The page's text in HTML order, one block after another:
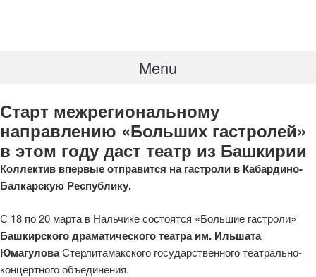
Menu
Старт межрегиональному
направлению «Больших гастролей»
в этом году даст театр из Башкирии
Коллектив впервые отправится на гастроли в Кабардино-
Балкарскую Республику.
С 18 по 20 марта в Нальчике состоятся «Большие гастроли»
Башкирского драматического театра им. Ильшата
ЮмагуловаСтерлитамакского государственного театрально-
концертного объединения.